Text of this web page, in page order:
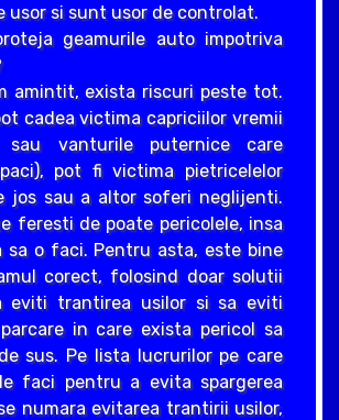
usor si sunt usor de controlat.
geamurile auto impotriva
amintit, exista riscuri peste tot.
cadea victima capriciilor vremii
vanturile puternice care
pot fi victima pietricelelor
jos sau a altor soferi neglijenti.
feresti de poate pericolele, insa
sa o faci. Pentru asta, este bine
corect, folosind doar solutii
eviti trantirea usilor si sa eviti
in care exista pericol sa
sus. Pe lista lucrurilor pe care
faci pentru a evita spargerea
numara evitarea trantirii usilor,